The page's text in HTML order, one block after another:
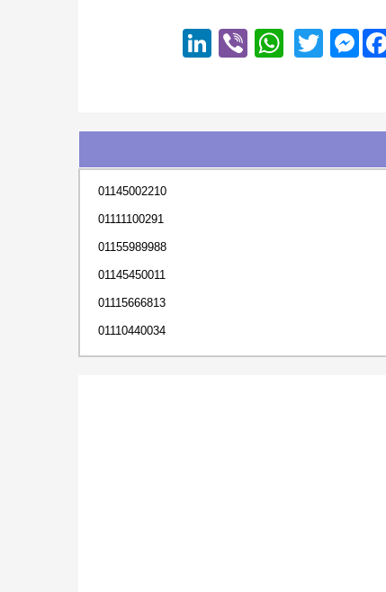
Messenger
01145002210
01111100291
01155989988
01145450011
01115666813
01110440034